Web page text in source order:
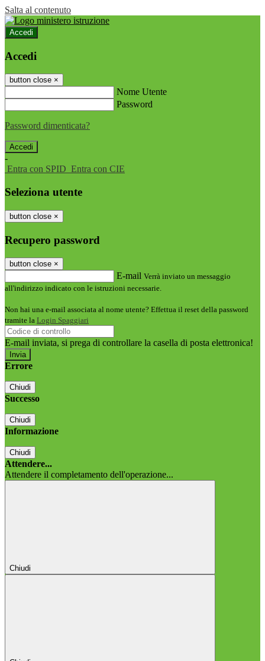
Salta al contenuto
Accedi
Accedi
button close ×
Nome Utente
Password
Password dimenticata?
-
Entra con SPID Entra con CIE
Seleziona utente
button close ×
Recupero password
button close ×
E-mail Verrà inviato un messaggio
all'indirizzo indicato con le istruzioni necessarie.
Non hai una e-mail associata al nome utente? Effettua il reset della password
tramite la Login Spaggiari
E-mail inviata, si prega di controllare la casella di posta elettronica!
Errore
Chiudi
Successo
Chiudi
Informazione
Chiudi
Attendere...
Attendere il completamento dell'operazione...
Chiudi